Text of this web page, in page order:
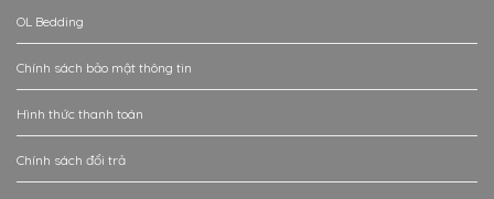
OL Bedding
Chính sách bảo mật thông tin
Hình thức thanh toán
Chính sách đổi trả